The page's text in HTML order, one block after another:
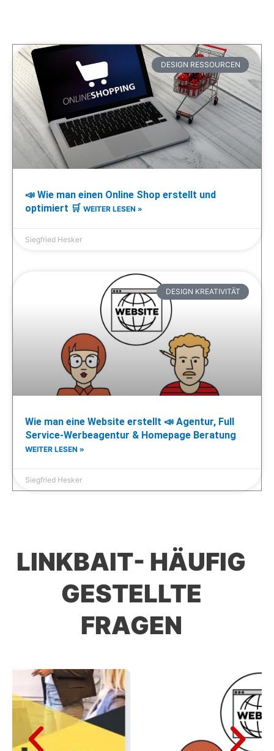
DESIGN RESSOURCEN
📣 Wie man einen Online Shop erstellt und
optimiert 🛒 WEITER LESEN »
Siegfried Hesker
DESIGN KREATIVITÄT
Wie man eine Website erstellt 📣 Agentur, Full
Service-Werbeagentur & Homepage Beratung
WEITER LESEN »
Siegfried Hesker
LINKBAIT- HÄUFIG
GESTELLTE
FRAGEN